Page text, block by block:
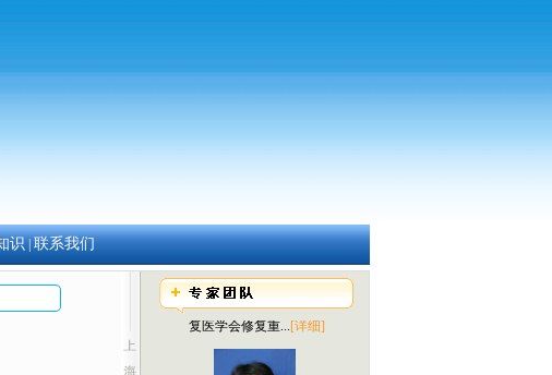
识|联系我们
赵百秋外科学硕士，中国康